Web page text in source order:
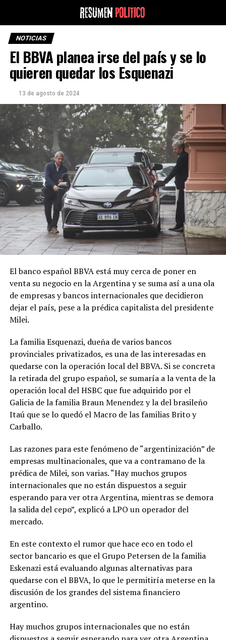
NOTICIAS
El BBVA planea irse del país y se lo
quieren quedar los Esquenazi
13 de agosto de 2024
El banco español BBVA está muy cerca de poner en
venta su negocio en la Argentina y se suma así a una ola
de empresas y bancos internacionales que decidieron
dejar el país, pese a la prédica capitalista del presidente
Milei.
La familia Esquenazi, dueña de varios bancos
provinciales privatizados, es una de las interesadas en
quedarse con la operación local del BBVA. Si se concreta
la retirada del grupo español, se sumaría a la venta de la
operación local del HSBC que fue adquirido por el
Galicia de la familia Braun Menendez y la del brasileño
Itaú que se lo quedó el Macro de las familias Brito y
Carballo.
Las razones para este fenómeno de “argentinización” de
empresas multinacionales, que va a contramano de la
prédica de Milei, son varias. “Hay muchos grupos
internacionales que no están dispuestos a seguir
esperando para ver otra Argentina, mientras se demora
la salida del cepo”, explicó a LPO un operador del
mercado.
En este contexto el rumor que hace eco en todo el
sector bancario es que el Grupo Petersen de la familia
Eskenazi está evaluando algunas alternativas para
quedarse con el BBVA, lo que le permitiría meterse en la
discusión de los grandes del sistema financiero
argentino.
Hay muchos grupos internacionales que no están